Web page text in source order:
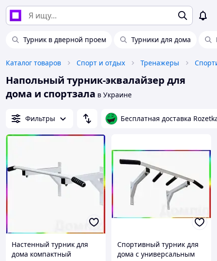
Турник в дверной проем Турники для дома
Каталог товаров Спорт и отдых Тренажеры
Напольный турник-эквалайзер для
дома и спортзала в Украине
Фильтры Бесплатная доставка
Настенный турник для
дома компактный
Спортивный турник для
дома с универсальным